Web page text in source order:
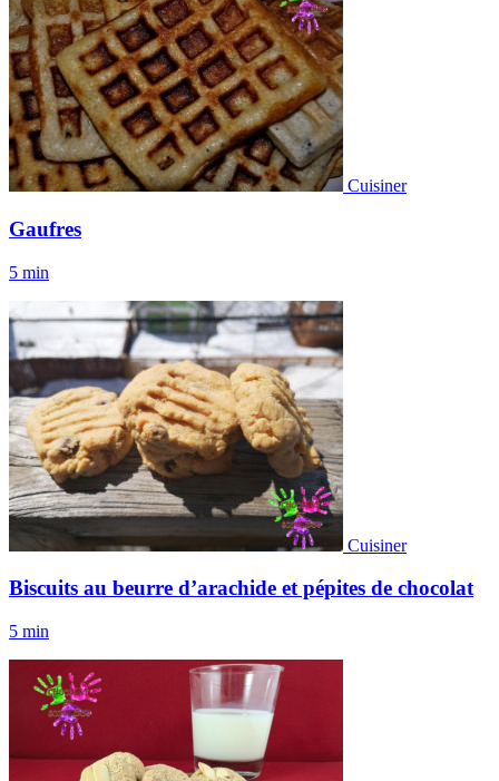
Cuisiner
Gaufres
5 min
Cuisiner
Biscuits au beurre d’arachide et pépites de chocolat
5 min